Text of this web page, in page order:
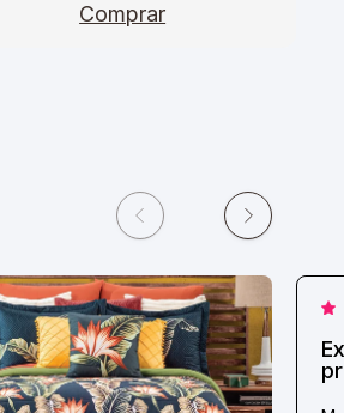
Comprar